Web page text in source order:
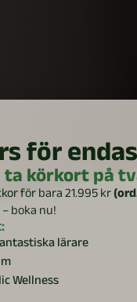
för
ta körkort på
för bara 21.995 kr
boka nu!
lärare
Wellness